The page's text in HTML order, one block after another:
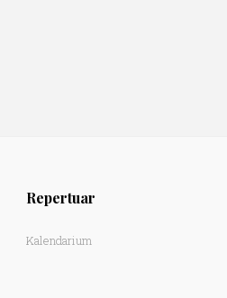
Repertuar
Kalendarium